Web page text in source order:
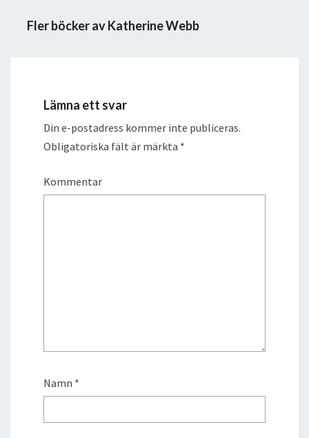
Fler böcker av Katherine Webb
Lämna ett svar
Din e-postadress kommer inte publiceras.
Obligatoriska fält är märkta *
Kommentar
Namn *